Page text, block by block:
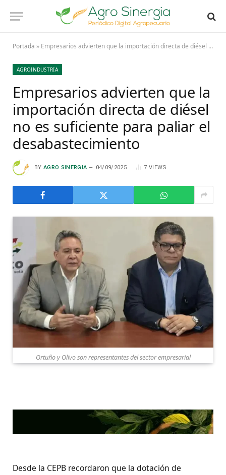
Portada » Empresarios advierten que la importación directa de diésel no es suficiente para paliar el desabastecimiento
AGROINDUSTRIA
Empresarios advierten que la
importación directa de diésel
no es suficiente para paliar el
desabastecimiento
BY AGRO SINERGIA 04/09/2025 7 VIEWS
Ortuño y Olivo son representantes del sector empresarial
Desde la CEPB recordaron que la dotación de